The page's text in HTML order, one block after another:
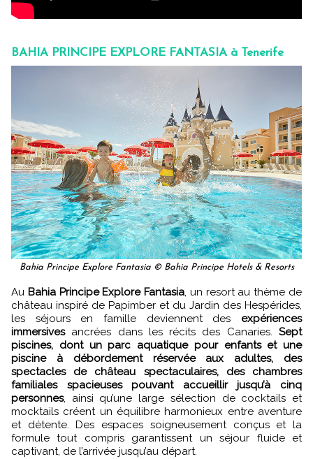
BAHIA PRINCIPE EXPLORE FANTASIA à Tenerife
Bahia Principe Explore Fantasia © Bahia Principe Hotels & Resorts
Au Bahia Principe Explore Fantasia, un resort au thème de
château inspiré de Papimber et du Jardin des Hespérides,
les séjours en famille deviennent des expériences
immersivesancrées dans les récits des Canaries. Sept
piscines, dont un parc aquatique pour enfants et une
piscine à débordement réservée aux adultes, des
spectacles de château spectaculaires, des chambres
familiales spacieuses pouvant accueillir jusqu’à cinq
personnes, ainsi qu’une large sélection de cocktails et
mocktails créent un équilibre harmonieux entre aventure
et détente. Des espaces soigneusement conçus et la
formule tout compris garantissent un séjour fluide et
captivant, de l’arrivée jusqu’au départ.